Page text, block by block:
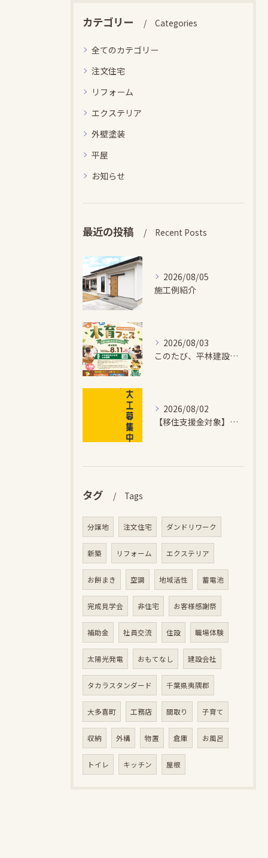
カテゴリー Categories
全てのカテゴリー
注文住宅
リフォーム
エクステリア
外壁塗装
平屋
お知らせ
最近の投稿 Recent Posts
2026/08/05
施工例紹介
2026/08/03
このたび、平林建設では、お子さまが木とふれあい・木について学...
2026/08/02
【移住支援金対象】【未経験歓迎】大多喜町で「見えないところも...
タグ Tags
分譲地 注文住宅 ダンドリワーク
新築 リフォーム エクステリア
お餅まき 空調 地域活性 蓄電池
完成見学会 非住宅 お客様感謝祭
補助金 社員交流 住設 職場体験
太陽光発電 おもてなし 建設会社
タカラスタンダード 千葉県夷隅郡
大多喜町 工務店 間取り 子育て
収納 外構 物置 倉庫 お風呂
トイレ キッチン 屋根